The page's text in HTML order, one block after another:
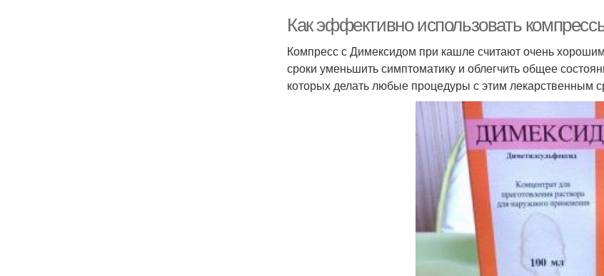
Как эффективно использовать
Компресс с Димексидом при кашле считают очень
сроки уменьшить симптоматику и облегчить общее
которых делать любые процедуры с этим лекарственным